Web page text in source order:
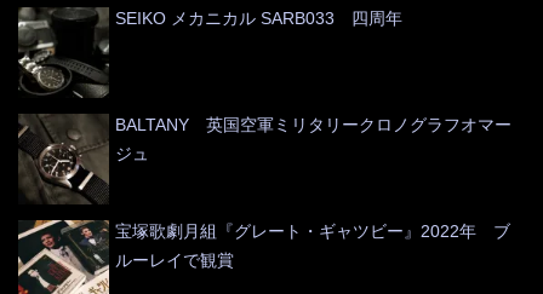
SEIKO メカニカル SARB033 四周年
BALTANY 英国空軍ミリタリークロノグラフオマー
ジュ
宝塚歌劇月組『グレート・ギャツビー』2022年 ブ
ルーレイで観賞